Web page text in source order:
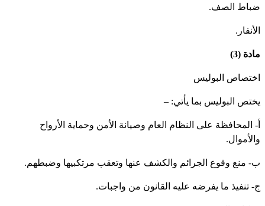
الصف.
(3)
البوليس
البوليس بما يأتي: –
المحافظة على النظام العام وصيانة الأمن وحماية الأرواح
منع وقوع الجرائم والكشف عنها وتعقب مرتكبيها وضبطهم.
تنفيذ ما يفرضه عليه القانون من واجبات.